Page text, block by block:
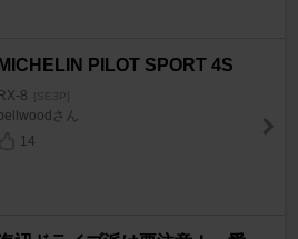
MICHELIN PILOT SPORT 4S
8 [SE3P]
さん
14